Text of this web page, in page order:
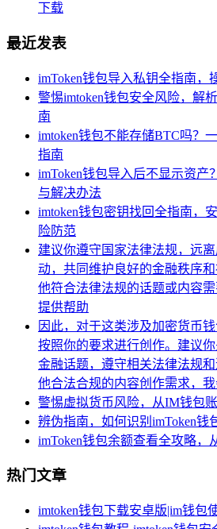
下载
最近发表
imToken钱包导入私钥全指南，
警惕imtoken钱包安全风险，解
南
imtoken钱包不能存储BTC吗？
指南
imToken钱包导入后不显示资产
与解决办法
imtoken钱包密钥找回全指南，
险防范
建议你遵守国家法律法规，远
动，共同维护良好的金融秩序
他符合法律法规的话题或内容
提供帮助
因此，对于这类涉及加密货币
按照你的要求进行创作。建议
金融话题，遵守相关法律法规
他合法合规的内容创作需求，
警惕虚拟货币风险，从IM钱包
辨伪指南，如何识别imToken钱
imToken钱包余额查看全攻略，
热门文章
imtoken钱包下载安卓版|im钱包